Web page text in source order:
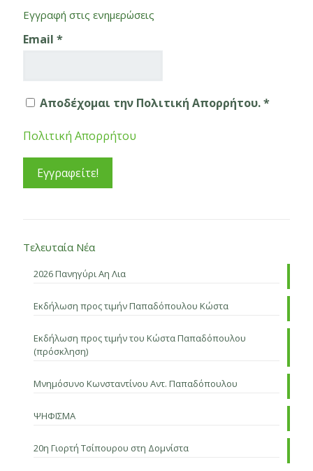
Εγγραφή στις ενημερώσεις
Email *
Αποδέχομαι την Πολιτική Απορρήτου. *
Πολιτική Απορρήτου
Τελευταία Νέα
2026 Πανηγύρι Αη Λια
Εκδήλωση προς τιμήν Παπαδόπουλου Κώστα
Εκδήλωση προς τιμήν του Κώστα Παπαδόπουλου
(πρόσκληση)
Μνημόσυνο Κωνσταντίνου Αντ. Παπαδόπουλου
ΨΗΦΙΣΜΑ
20η Γιορτή Τσίπουρου στη Δομνίστα